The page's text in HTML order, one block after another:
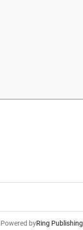
Powered byRing Publishing